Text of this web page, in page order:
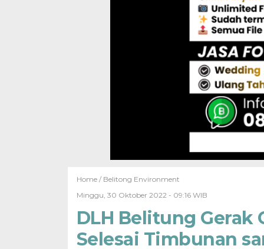
Home / Belitong Environment
Minggu, 30 Oktober 2022 - 09:16 WIB
DLH Belitung Gerak
Selesai Timbunan